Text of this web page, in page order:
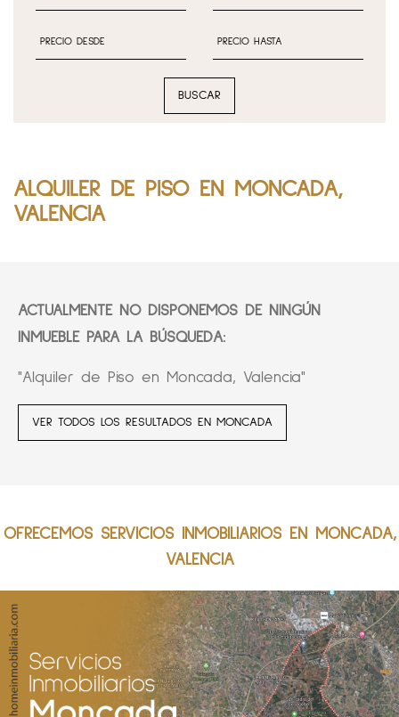
BUSCAR
ALQUILER DE PISO EN MONCADA,
VALENCIA
ACTUALMENTE NO DISPONEMOS DE NINGÚN
INMUEBLE PARA LA BÚSQUEDA:
"Alquiler de Piso en Moncada, Valencia"
VER TODOS LOS RESULTADOS EN MONCADA
OFRECEMOS SERVICIOS INMOBILIARIOS EN MONCADA,
VALENCIA